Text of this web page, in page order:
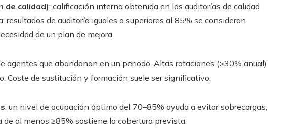
de calidad): calificación interna obtenida en las auditorías de calidad
resultados de auditoría iguales o superiores al 85% se consideran
de un plan de mejora.
agentes que abandonan en un periodo. Altas rotaciones (>30% anual)
de sustitución y formación suele ser significativo.
: un nivel de ocupación óptimo del 70–85% ayuda a evitar sobrecargas,
al menos ≥85% sostiene la cobertura prevista.